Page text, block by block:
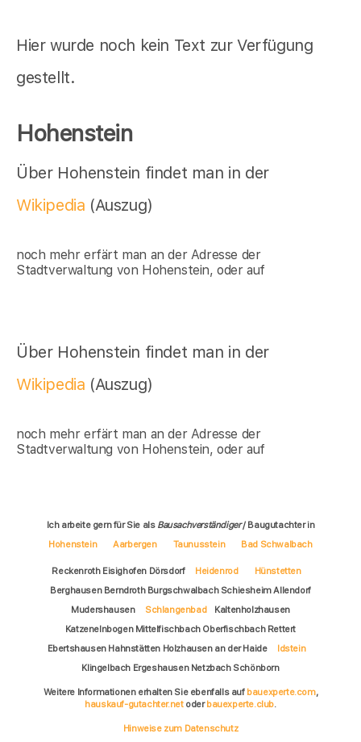
Hier wurde noch kein Text zur Verfügung
gestellt.
Hohenstein
Über Hohenstein findet man in der
Wikipedia (Auszug)
noch mehr erfärt man an der Adresse der
Stadtverwaltung von Hohenstein, oder auf
Über Hohenstein findet man in der
Wikipedia (Auszug)
noch mehr erfärt man an der Adresse der
Stadtverwaltung von Hohenstein, oder auf
Ich arbeite gern für Sie als Bausachverständiger/ Baugutachter in
Hohenstein
Aarbergen Taunusstein Bad Schwalbach
Reckenroth Eisighofen Dörsdorf Heidenrod
Hünstetten
Berghausen Berndroth Burgschwalbach Schiesheim Allendorf
Mudershausen
Schlangenbad
Kaltenholzhausen
Katzenelnbogen Mittelfischbach Oberfischbach Rettert
Ebertshausen Hahnstätten Holzhausen an der Haide
Idstein
Klingelbach Ergeshausen Netzbach Schönborn
Weitere Informationen erhalten Sie ebenfalls auf bauexperte.com,
hauskauf-gutachter.netoderbauexperte.club.
Hinweise zum Datenschutz